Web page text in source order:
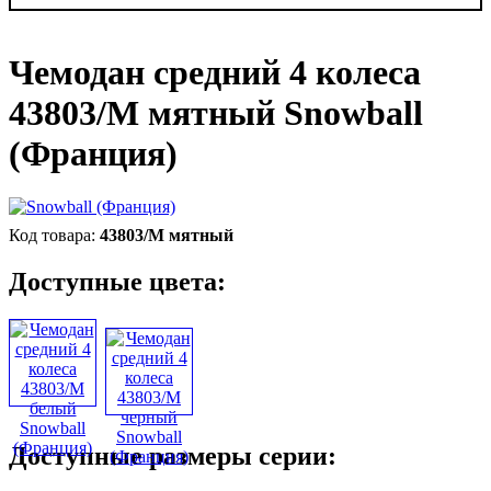
Чемодан средний 4 колеса
43803/M мятный Snowball
(Франция)
43803/M мятный
Доступные цвета:
Доступные размеры серии: